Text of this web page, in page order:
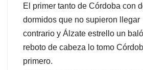
El primer tanto de Córdoba con
dormidos que no supieron llegar
contrario y Álzate estrello un
reboto de cabeza lo tomo
primero.